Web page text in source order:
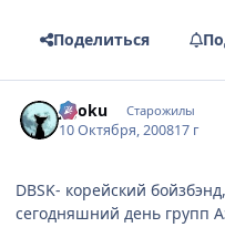
Поделиться
jigoku Старожилы
10 Октября, 200817 г
DBSK- корейский
сегодняшний день групп